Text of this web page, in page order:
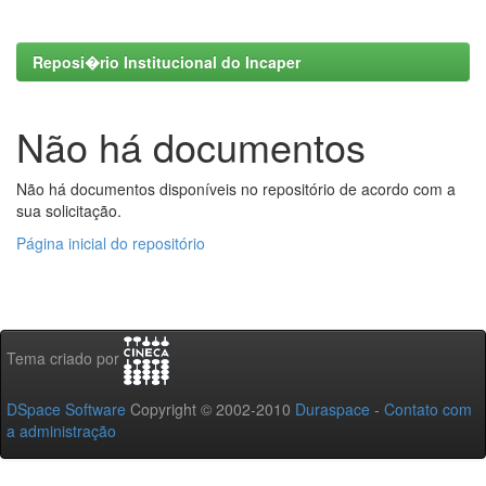
Reposi�rio Institucional do Incaper
Não há documentos
Não há documentos disponíveis no repositório de acordo com a
sua solicitação.
Página inicial do repositório
Tema criado por
DSpace Software Copyright © 2002-2010 Duraspace - Contato com
a administração